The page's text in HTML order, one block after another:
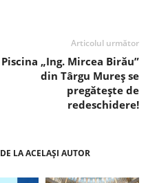
Articolul următor
Piscina „Ing. Mircea Birău”
din Târgu Mureș se
pregătește de
redeschidere!
DE LA ACELAȘI AUTOR